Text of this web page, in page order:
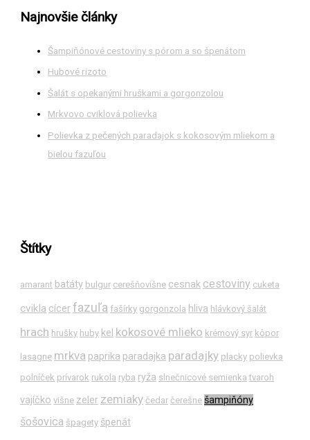
Najnovšie články
Šampiňónové cestoviny s pórom a so špenátom
Hubové rizoto
Šalát s opekanými hruškami a gorgonzolou
Mrkvovo cviklová polievka
Polievka z pečených paradajok s kokosovým mliekom a
bielou fazuľou
Štítky
amarant batáty bulgur cerešňovišne cesnak cestoviny cuketa
cvikla cícerfazuľa fašírky gorgonzola hliva hlávkový šalát
hrach hrušky huby kel kokosové mlieko krémový syr kôpor
lasagne mrkva paprika paradajka paradajky placky polievka
polníček prívarok rukola ryba ryža slnečnicové semienka tvaroh
vajíčko višne zeler zemiaky čedar čerešne šampiňóny
šošovica špagety špenát